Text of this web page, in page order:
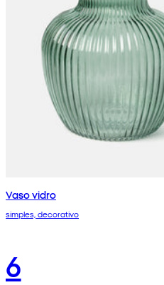
Vaso vidro
simples, decorativo
6